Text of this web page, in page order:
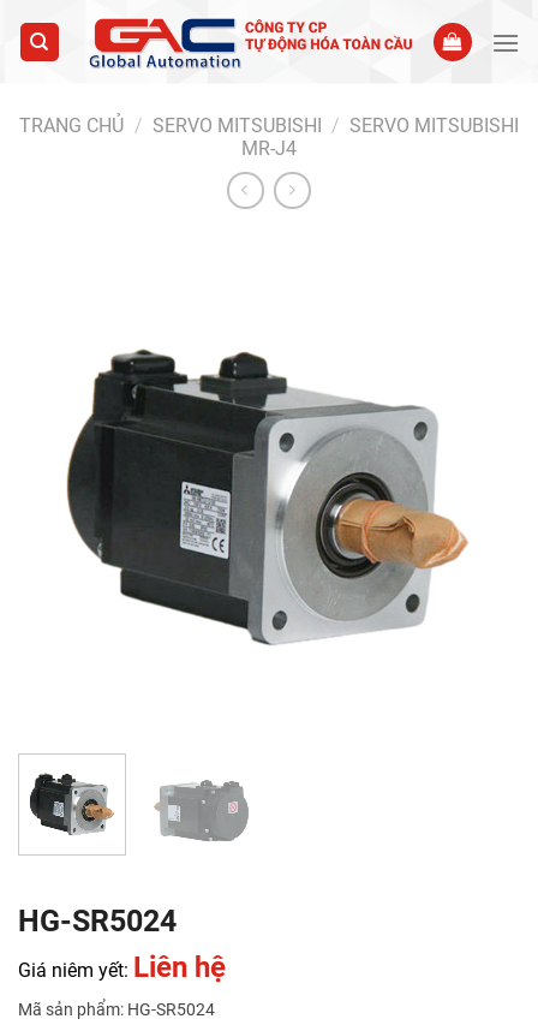
TRANG CHỦ / SERVO MITSUBISHI / SERVO MITSUBISHI
MR-J4
HG-SR5024
Giá niêm yết: Liên hệ
Mã sản phẩm: HG-SR5024